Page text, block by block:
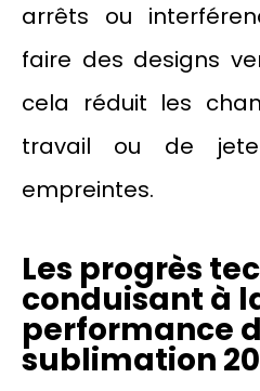
arrêts ou
faire des designs
cela réduit les
travail ou de
empreintes.
Les progrès
conduisant à
performance
sublimation